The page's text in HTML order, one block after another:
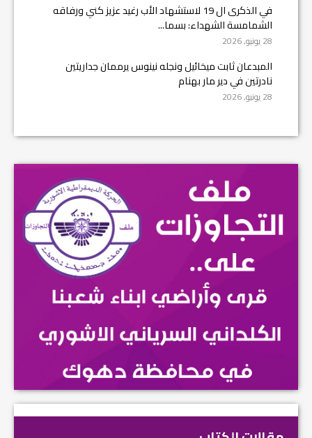
في الذكرى ال 19 لاستشهاد الأب رغيد عزيز كني ورفاقه
الشمامسة الشهداء: بسما...
28 يونيو, 2026
المبدعان ثابت ميخائيل ونجله نينوس يرممان جداريتين
نادرتين في دير مار بهنام
28 يونيو, 2026